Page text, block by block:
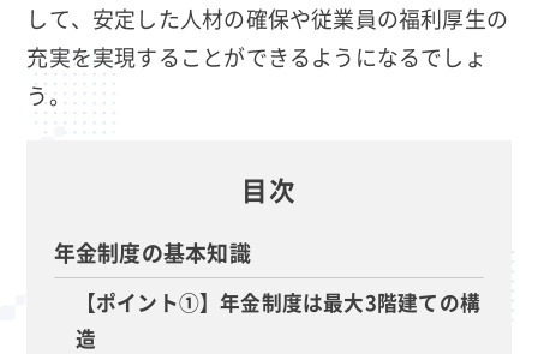
して、安定した人材の確保や従業員の福利厚生の
充実を実現することができるようになるでしょ
う。
目次
年金制度の基本知識
【ポイント①】年金制度は最大3階建ての構
造